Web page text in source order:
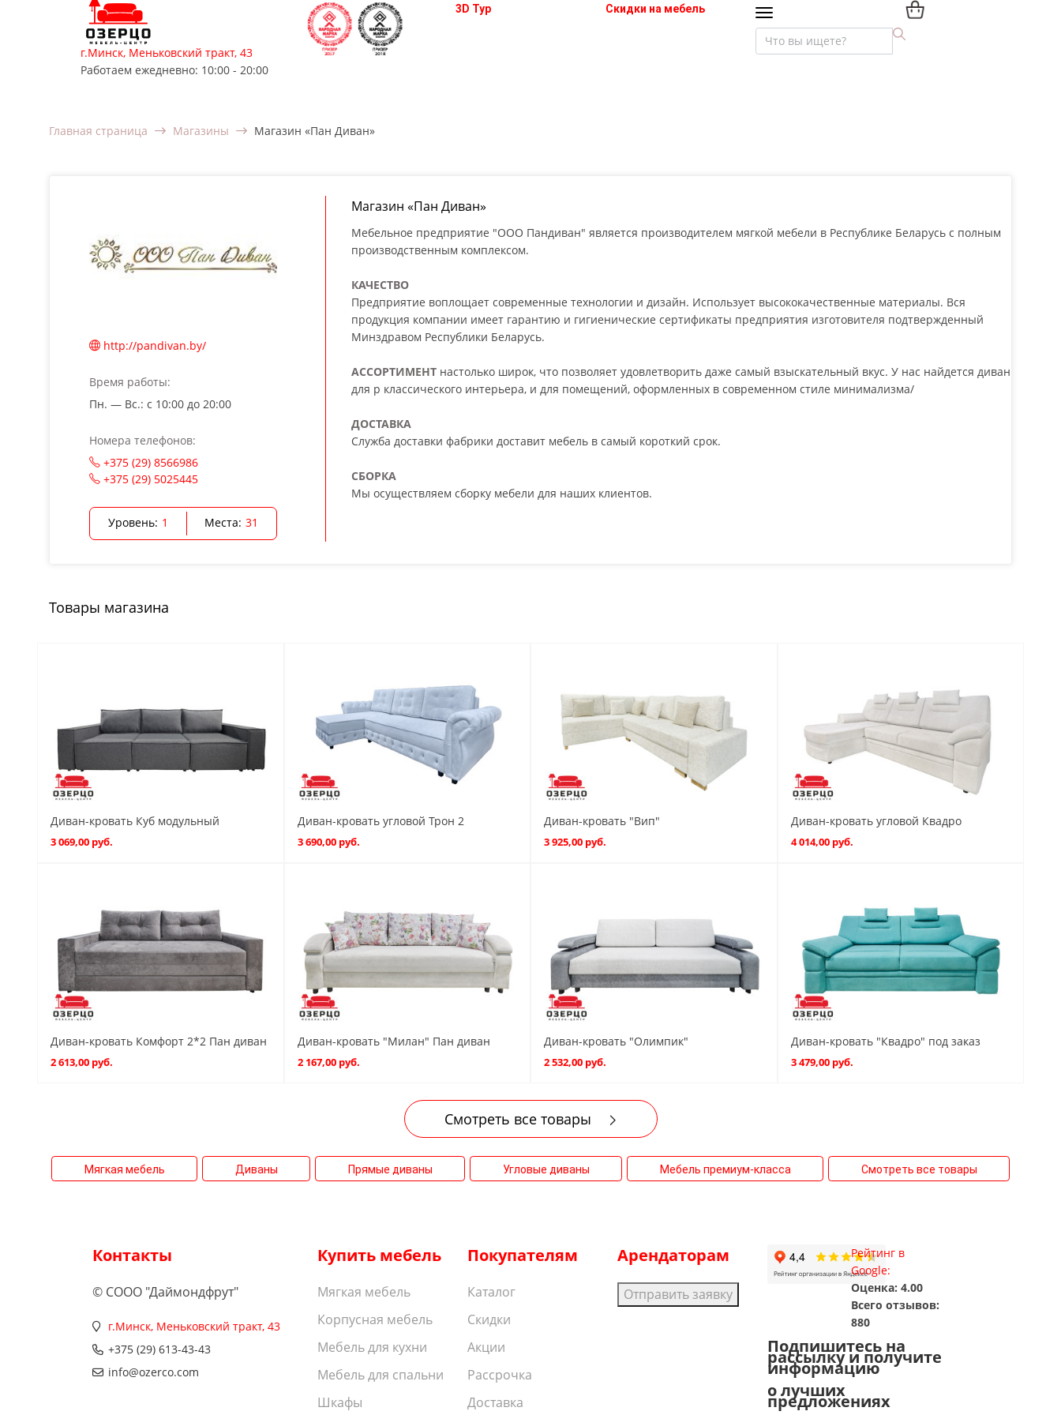
г.Минск, Меньковский тракт, 43
Работаем ежедневно: 10:00 - 20:00
3D Тур Скидки на мебель
Главная страница Магазины Магазин «Пан Диван»
http://pandivan.by/
Время работы:
Пн. — Вс.: с 10:00 до 20:00
Номера телефонов:
+375 (29) 8566986
+375 (29) 5025445
Уровень: 1 Места: 31
Магазин «Пан Диван»
Мебельное предприятие "ООО Пандиван" является производителем мягкой мебели в Республике Беларусь с полным
производственным комплексом.
КАЧЕСТВО
Предприятие воплощает современные технологии и дизайн. Использует высококачественные материалы. Вся
продукция компании имеет гарантию и гигиенические сертификаты предприятия изготовителя подтвержденный
Минздравом Республики Беларусь.
АССОРТИМЕНТнастолько широк, что позволяет удовлетворить даже самый взыскательный вкус. У нас найдется диван
для р классического интерьера, и для помещений, оформленных в современном стиле минимализма/
ДОСТАВКА
Служба доставки фабрики доставит мебель в самый короткий срок.
СБОРКА
Мы осуществляем сборку мебели для наших клиентов.
Товары магазина
Диван-кровать Куб модульный
3 069,00 руб.
Диван-кровать угловой Трон 2
3 690,00 руб.
Диван-кровать "Вип"
3 925,00 руб.
Диван-кровать угловой Квадро
4 014,00 руб.
Диван-кровать Комфорт 2*2 Пан диван
2 613,00 руб.
Диван-кровать "Милан" Пан диван
2 167,00 руб.
Диван-кровать "Олимпик"
2 532,00 руб.
Диван-кровать "Квадро" под заказ
3 479,00 руб.
Смотреть все товары
Мягкая мебель Диваны Прямые диваны Угловые диваны Мебель премиум-класса Смотреть все товары
Контакты
© СООО "Даймондфрут"
г.Минск, Меньковский тракт, 43
+375 (29) 613-43-43
info@ozerco.com
Купить мебель
Мягкая мебель
Корпусная мебель
Мебель для кухни
Мебель для спальни
Шкафы
Покупателям
Каталог
Скидки
Акции
Рассрочка
Доставка
Арендаторам
Отправить заявку
Рейтинг в
Google:
Оценка: 4.00
Всего отзывов:
880
Подпишитесь на
рассылку и получите
информацию
о лучших
предложениях